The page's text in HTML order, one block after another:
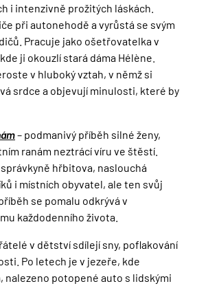
i intenzivně prožitých láskách.
při autonehodě a vyrůstá se svým
Pracuje jako ošetřovatelka v
ji okouzlí stará dáma Hélène.
v hluboký vztah, v němž si
srdce a objevují minulosti, které by
– podmanivý příběh silné ženy,
ranám neztrácí víru ve štěstí.
hřbitova, naslouchá
i místních obyvatel, ale ten svůj
se pomalu odkrývá v
každodenního života.
v dětství sdílejí sny, poflakování
Po letech je v jezeře, kde
nalezeno potopené auto s lidskými